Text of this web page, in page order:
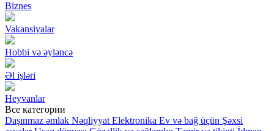
Biznes
Vakansiyalar
Hobbi və əyləncə
Əl işləri
Heyvanlar
Все категории
Daşınmaz əmlak Nəqliyyat Elektronika Ev və bağ üçün Şəxsi